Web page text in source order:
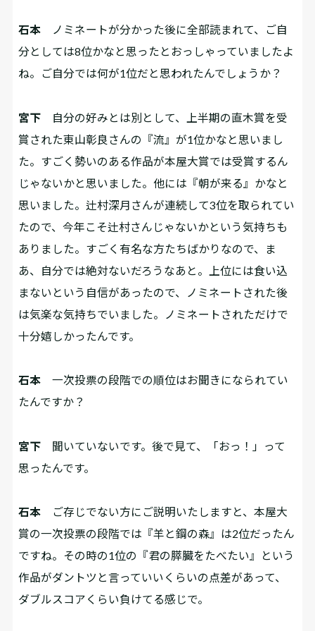
石本 ノミネートが分かった後に全部読まれて、ご自
分としては8位かなと思ったとおっしゃっていましたよ
ね。ご自分では何が1位だと思われたんでしょうか？
宮下 自分の好みとは別として、上半期の直木賞を受
賞された東山彰良さんの『流』が1位かなと思いまし
た。すごく勢いのある作品が本屋大賞では受賞するん
じゃないかと思いました。他には『朝が来る』かなと
思いました。辻村深月さんが連続して3位を取られてい
たので、今年こそ辻村さんじゃないかという気持ちも
ありました。すごく有名な方たちばかりなので、ま
あ、自分では絶対ないだろうなあと。上位には食い込
まないという自信があったので、ノミネートされた後
は気楽な気持ちでいました。ノミネートされただけで
十分嬉しかったんです。
石本 一次投票の段階での順位はお聞きになられてい
たんですか？
宮下 聞いていないです。後で見て、「おっ！」って
思ったんです。
石本 ご存じでない方にご説明いたしますと、本屋大
賞の一次投票の段階では『羊と鋼の森』は2位だったん
ですね。その時の1位の『君の膵臓をたべたい』という
作品がダントツと言っていいくらいの点差があって、
ダブルスコアくらい負けてる感じで。